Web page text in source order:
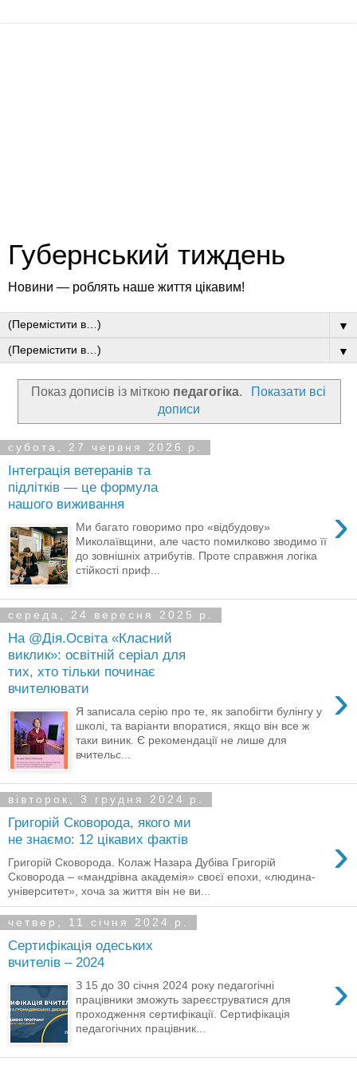
Губернський тиждень
Новини — роблять наше життя цікавим!
▼
▼
Показ дописів із міткою педагогіка.
Показати всі
дописи
субота, 27 червня 2026 р.
Інтеграція ветеранів та
підлітків — це формула
нашого виживання
›
Ми багато говоримо про «відбудову»
Миколаївщини, але часто помилково зводимо її
до зовнішніх атрибутів. Проте справжня логіка
стійкості приф...
середа, 24 вересня 2025 р.
На @Дія.Освіта «Класний
виклик»: освітній серіал для
тих, хто тільки починає
вчителювати
›
Я записала серію про те, як запобігти булінгу у
школі, та варіанти впоратися, якщо він все ж
таки виник. Є рекомендації не лише для
вчительс...
вівторок, 3 грудня 2024 р.
Григорій Сковорода, якого ми
не знаємо: 12 цікавих фактів
›
Григорій Сковорода. Колаж Назара Дубіва Григорій
Сковорода – «мандрівна академія» своєї епохи, «людина-
університет», хоча за життя він не ви...
четвер, 11 січня 2024 р.
Сертифікація одеських
вчителів – 2024
›
З 15 до 30 січня 2024 року педагогічні
працівники зможуть зареєструватися для
проходження сертифікації. Сертифікація
педагогічних працівник...